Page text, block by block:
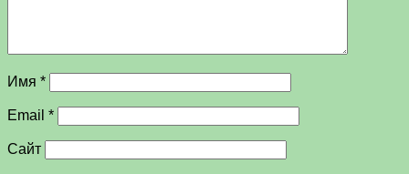
Имя *
Email *
Сайт